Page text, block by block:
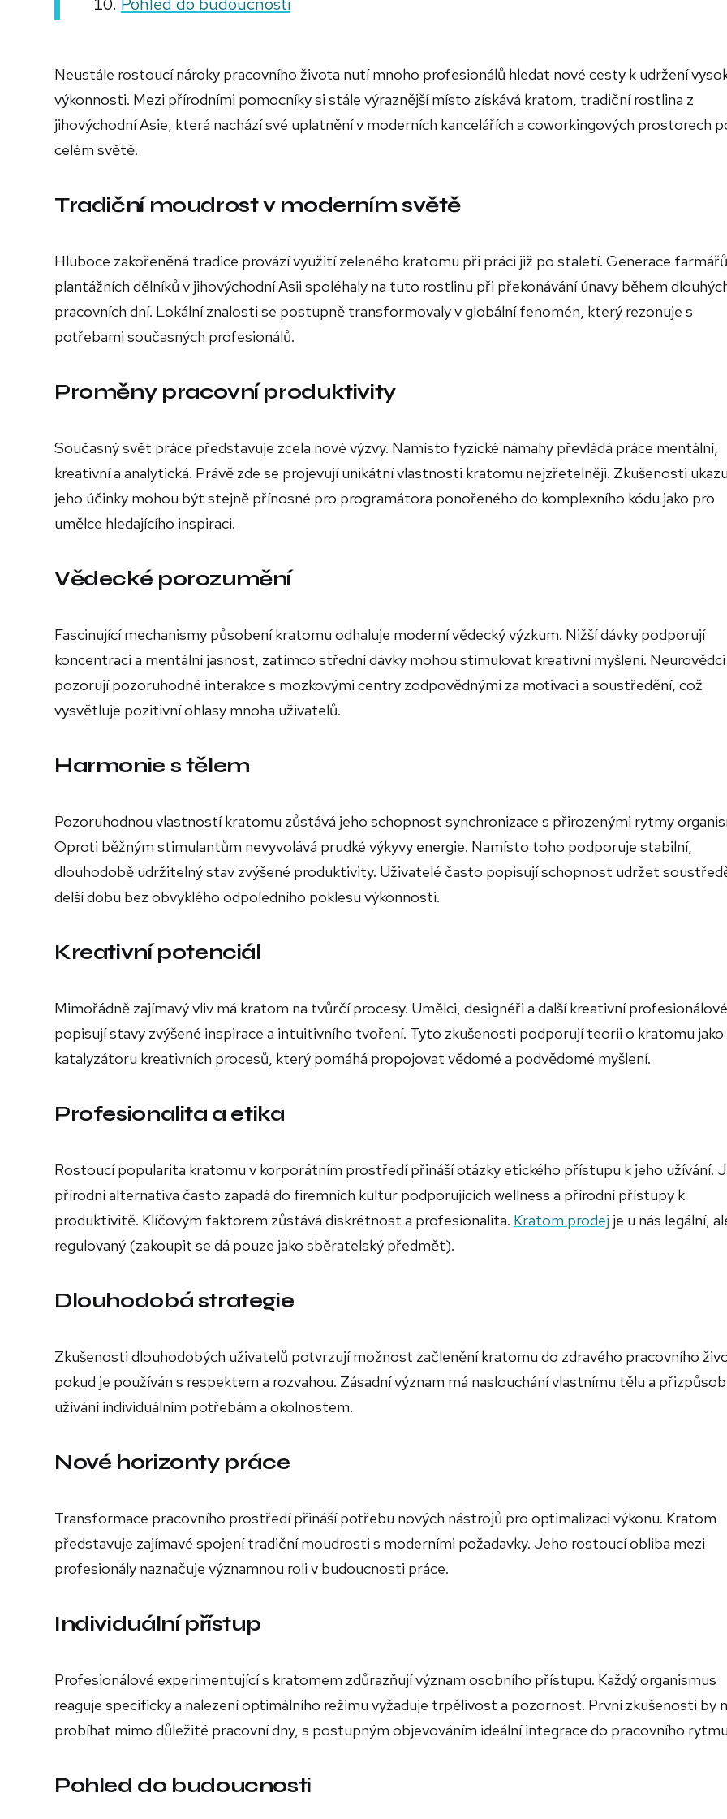
Neustále rostoucí nároky pracovního života nutí mnoho profesionálů hledat nové cesty k udržení
výkonnosti. Mezi přírodními pomocníky si stále výraznější místo získává kratom, tradiční rostlina z
jihovýchodní Asie, která nachází své uplatnění v moderních kancelářích a coworkingových prostorech
celém světě.
Tradiční moudrost v moderním světě
Hluboce zakořeněná tradice provází využití zeleného kratomu při práci již po staletí. Generace
plantážních dělníků v jihovýchodní Asii spoléhaly na tuto rostlinu při překonávání únavy během
pracovních dní. Lokální znalosti se postupně transformovaly v globální fenomén, který rezonuje s
potřebami současných profesionálů.
Proměny pracovní produktivity
Současný svět práce představuje zcela nové výzvy. Namísto fyzické námahy převládá práce mentální,
kreativní a analytická. Právě zde se projevují unikátní vlastnosti kratomu nejzřetelněji. Zkušenosti
jeho účinky mohou být stejně přínosné pro programátora ponořeného do komplexního kódu jako pro
umělce hledajícího inspiraci.
Vědecké porozumění
Fascinující mechanismy působení kratomu odhaluje moderní vědecký výzkum. Nižší dávky podporují
koncentraci a mentální jasnost, zatímco střední dávky mohou stimulovat kreativní myšlení. Neurovědci
pozorují pozoruhodné interakce s mozkovými centry zodpovědnými za motivaci a soustředění, což
vysvětluje pozitivní ohlasy mnoha uživatelů.
Harmonie s tělem
Pozoruhodnou vlastností kratomu zůstává jeho schopnost synchronizace s přirozenými rytmy
Oproti běžným stimulantům nevyvolává prudké výkyvy energie. Namísto toho podporuje stabilní,
dlouhodobě udržitelný stav zvýšené produktivity. Uživatelé často popisují schopnost udržet
delší dobu bez obvyklého odpoledního poklesu výkonnosti.
Kreativní potenciál
Mimořádně zajímavý vliv má kratom na tvůrčí procesy. Umělci, designéři a další kreativní profesionálové
popisují stavy zvýšené inspirace a intuitivního tvoření. Tyto zkušenosti podporují teorii o kratomu jako
katalyzátoru kreativních procesů, který pomáhá propojovat vědomé a podvědomé myšlení.
Profesionalita a etika
Rostoucí popularita kratomu v korporátním prostředí přináší otázky etického přístupu k jeho užívání.
přírodní alternativa často zapadá do firemních kultur podporujících wellness a přírodní přístupy k
produktivitě. Klíčovým faktorem zůstává diskrétnost a profesionalita. Kratom prodej je u nás legální,
regulovaný (zakoupit se dá pouze jako sběratelský předmět).
Dlouhodobá strategie
Zkušenosti dlouhodobých uživatelů potvrzují možnost začlenění kratomu do zdravého pracovního
pokud je používán s respektem a rozvahou. Zásadní význam má naslouchání vlastnímu tělu a
užívání individuálním potřebám a okolnostem.
Nové horizonty práce
Transformace pracovního prostředí přináší potřebu nových nástrojů pro optimalizaci výkonu. Kratom
představuje zajímavé spojení tradiční moudrosti s moderními požadavky. Jeho rostoucí obliba mezi
profesionály naznačuje významnou roli v budoucnosti práce.
Individuální přístup
Profesionálové experimentující s kratomem zdůrazňují význam osobního přístupu. Každý organismus
reaguje specificky a nalezení optimálního režimu vyžaduje trpělivost a pozornost. První zkušenosti by
probíhat mimo důležité pracovní dny, s postupným objevováním ideální integrace do pracovního
Pohled do budoucnosti